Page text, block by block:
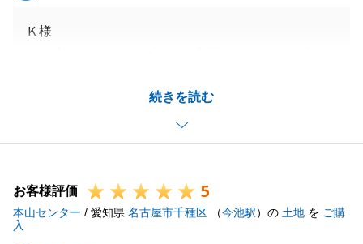
続きを読む
Ｋ様
無事にお取引が出来たのもＫ様のご協力があってのも
良いタイミングで、ご希望条件に近い不動産をご提案
素敵なお家が出来るのを心待ちにしております。
またご自宅のご売却もお任せ頂けたら幸いでございま
お客様評価 5
本山センター / 愛知県 名古屋市千種区 （今池駅）の 土地 を ご購
入